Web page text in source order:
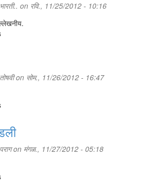
भारती.. on रवि., 11/25/2012 - 10:16
तोषवीon सोम., 11/26/2012 - 16:47
परागon मंगळ., 11/27/2012 - 05:18